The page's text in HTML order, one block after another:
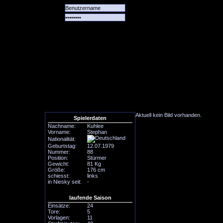
Spielerdaten
Nachname:
Kuhlee
Vorname:
Stephan
Nationalität:
Geburtstag:
12.07.1979
Nummer:
88
Position:
Stürmer
Gewicht:
81 Kg
Größe:
176 cm
schiesst:
links
in Niesky seit:
-
laufende Saison
Einsätze:
24
Tore:
5
Vorlagen:
11
Aktuell kein Bild vorhanden.